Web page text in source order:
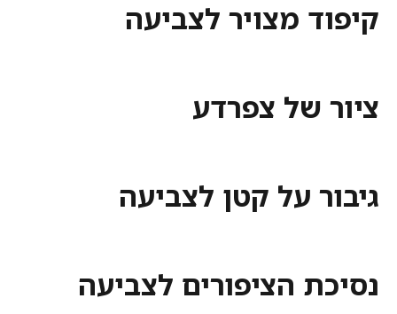
מצויר לצביעה
של צפרדע
על קטן לצביעה
הציפורים לצביעה